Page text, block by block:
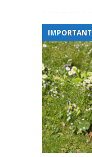
IMPORTANT